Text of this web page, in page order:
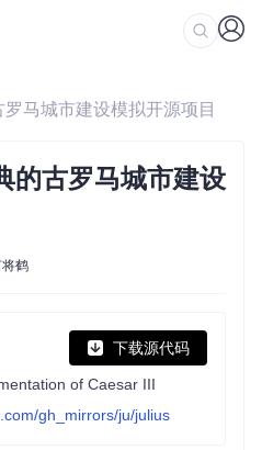
马城市建设模拟开源项目
的古罗马城市建设
鹤
下载源代码
of Caesar III
gh_mirrors/ju/julius